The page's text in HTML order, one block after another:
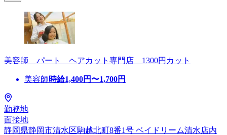
美容師 パート ヘアカット専門店 1300円カット
美容師時給1,400円〜1,700円
勤務地
面接地
静岡県静岡市清水区駒越北町8番1号 ベイドリーム清水店内